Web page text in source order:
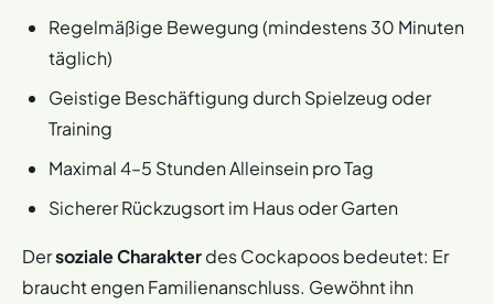
Die einzige kleine Herausforderung? Die
Ihr merkt: Der Cockapoo ist kein gewöhnlicher Hund. Mit
Charakter undcharmanten Wesenüberzeugt er
Allergiker, Familien und Neulinge. Ob Abenteuer oder
Regelmäßige Bewegung (mindestens 30 Minuten
täglich)
Geistige Beschäftigung durch Spielzeug oder
Training
Maximal 4–5 Stunden Alleinsein pro Tag
Sicherer Rückzugsort im Haus oder Garten
Dersoziale Charakterdes Cockapoos bedeutet: Er
braucht engen Familienanschluss. Gewöhnt ihn